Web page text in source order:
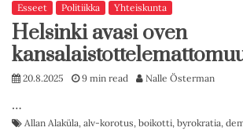
Esseet Politiikka Yhteiskunta
Helsinki avasi oven
20.8.2025 9 min read Nalle Österman
…
Allan Alaküla, alv-korotus, boikotti, byrokratia,